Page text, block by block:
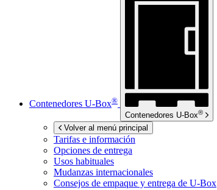
Contenedores U-Box®
Contenedores U-Box®
Volver al menú principal
Tarifas e información
Opciones de entrega
Usos habituales
Mudanzas internacionales
Consejos de empaque y entrega de U-Box